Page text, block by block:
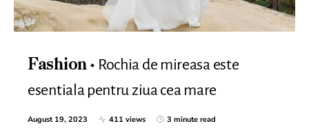
Fashion
Rochia de mireasa este
esentiala pentru ziua cea mare
August 19, 2023 411 views 3 minute read